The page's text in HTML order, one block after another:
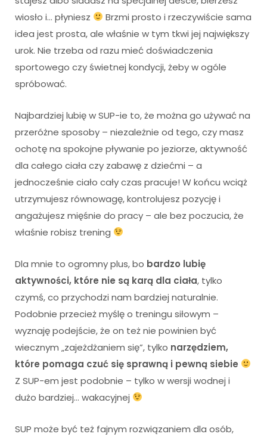
wiosło i… płyniesz
Brzmi prosto i rzeczywiście sama
idea jest prosta, ale właśnie w tym tkwi jej największy
urok. Nie trzeba od razu mieć doświadczenia
sportowego czy świetnej kondycji, żeby w ogóle
spróbować.
Najbardziej lubię w SUP-ie to, że można go używać na
przeróżne sposoby – niezależnie od tego, czy masz
ochotę na spokojne pływanie po jeziorze, aktywność
dla całego ciała czy zabawę z dziećmi – a
jednocześnie ciało cały czas pracuje! W końcu wciąż
utrzymujesz równowagę, kontrolujesz pozycję i
angażujesz mięśnie do pracy – ale bez poczucia, że
właśnie robisz trening
Dla mnie to ogromny plus, bo bardzo lubię
aktywności, które nie są karą dla ciała, tylko
czymś, co przychodzi nam bardziej naturalnie.
Podobnie przecież myślę o treningu siłowym –
wyznaję podejście, że on też nie powinien być
wiecznym „zajeżdżaniem się”, tylko narzędziem,
które pomaga czuć się sprawną i pewną siebie
Z SUP-em jest podobnie – tylko w wersji wodnej i
dużo bardziej… wakacyjnej
SUP może być też fajnym rozwiązaniem dla osób,